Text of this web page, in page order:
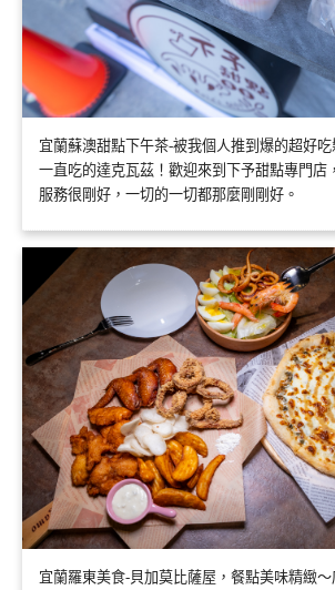
宜蘭蘇澳甜點下午茶-被我個人推到爆的超好
一直吃的達克瓦茲！歡迎來到下予甜點專門店
服務很剛好，一切的一切都那麼剛剛好。
宜蘭羅東美食-貝加莫比薩屋，餐點美味精緻